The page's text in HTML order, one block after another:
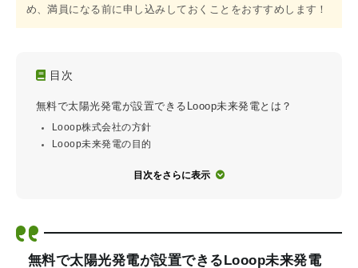
め、満員になる前に申し込みしておくことをおすすめします！
目次
無料で太陽光発電が設置できるLooop未来発電とは？
Looop株式会社の方針
Looop未来発電の目的
目次をさらに表示
無料で太陽光発電が設置できるLooop未来発電